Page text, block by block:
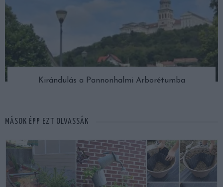
Kirándulás a Pannonhalmi Arborétumba
MÁSOK ÉPP EZT OLVASSÁK